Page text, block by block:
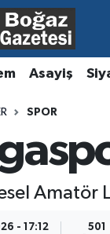
Asayiş
SPOR
Amatör
- 17:12 501
Durumu ve